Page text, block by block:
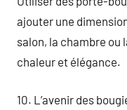
ajouter une
salon, la chambre ou
chaleur et élégance.
10. L’avenir des